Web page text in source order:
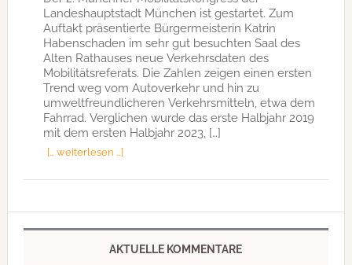
Landeshauptstadt München ist gestartet. Zum
Auftakt präsentierte Bürgermeisterin Katrin
Habenschaden im sehr gut besuchten Saal des
Alten Rathauses neue Verkehrsdaten des
Mobilitätsreferats. Die Zahlen zeigen einen ersten
Trend weg vom Autoverkehr und hin zu
umweltfreundlicheren Verkehrsmitteln, etwa dem
Fahrrad. Verglichen wurde das erste Halbjahr 2019
mit dem ersten Halbjahr 2023, […]
[… weiterlesen …]
AKTUELLE KOMMENTARE